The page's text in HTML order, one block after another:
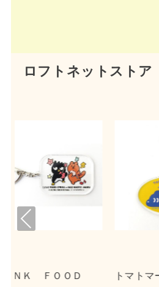
ロフトネットストア
×タキ
０３１３×リトルツイン
Pre